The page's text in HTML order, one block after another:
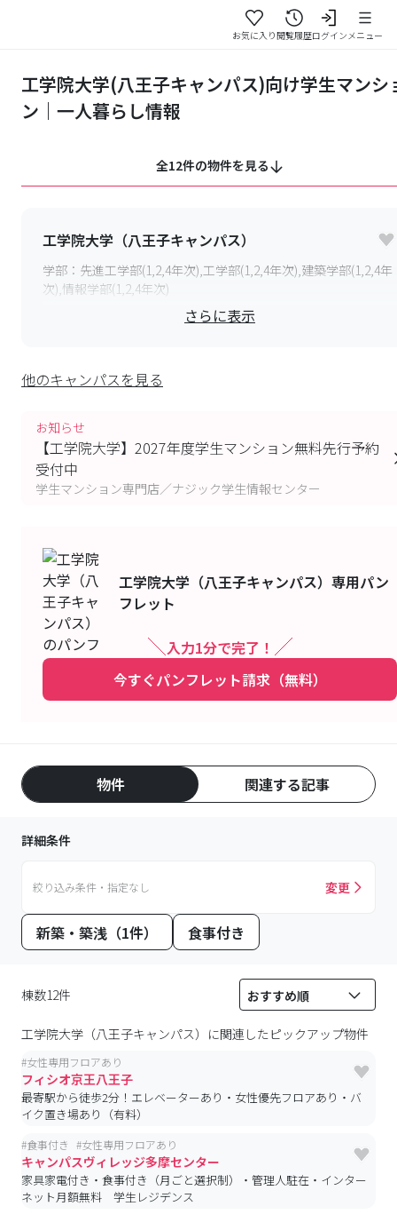
お気に入り閲覧履歴ログインメニュー
工学院大学(八王子キャンパス)向け学生マンシ
ン｜一人暮らし情報
全12件の物件を見る
工学院大学（八王子キャンパス）
学部： 先進工学部(1,2,4年次),工学部(1,2,4年次),建築学部(1,2,4年
次),情報学部(1,2,4年次)
東京都八王子市中野町
さらに表示
他のキャンパスを見る
お知らせ
【工学院大学】2027年度学生マンション無料先行予約
受付中
学生マンション専門店／ナジック学生情報センター
工学院大学（八王子キャンパス） 専用パン
フレット
入力1分で完了！
今すぐパンフレット請求（無料）
物件 関連する記事
詳細条件
絞り込み条件・指定なし 変更
新築・築浅（1件） 食事付き
棟数12件
工学院大学（八王子キャンパス） に関連したピックアップ物件
#女性専用フロアあり
フィシオ京王八王子
最寄駅から徒歩2分！エレベーターあり・女性優先フロアあり・バ
イク置き場あり（有料）
#食事付き #女性専用フロアあり
キャンパスヴィレッジ多摩センター
家具家電付き・食事付き（月ごと選択制）・管理人駐在・インター
ネット月額無料 学生レジデンス